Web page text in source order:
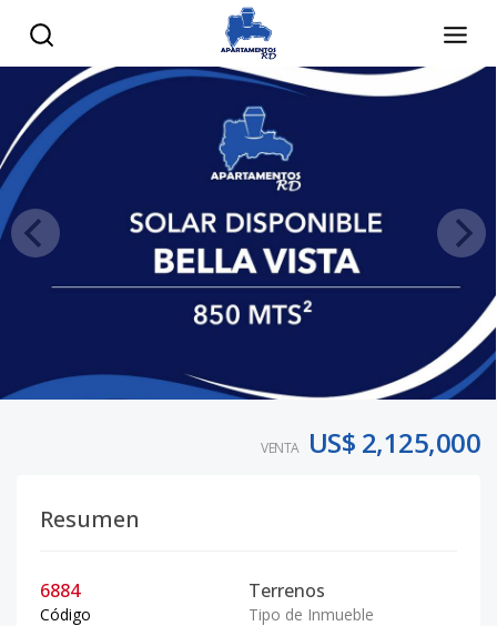
VENTA US$ 2,125,000
Resumen
6884
Código
Terrenos
Tipo de Inmueble